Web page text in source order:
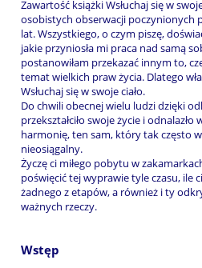
Zawartość książki Wsłuchaj się w
osobistych obserwacji poczynionych
lat. Wszystkiego, o czym piszę,
jakie przyniosła mi praca nad samą
postanowiłam przekazać innym to,
temat wielkich praw życia. Dlatego
Wsłuchaj się w swoje ciało.
Do chwili obecnej wielu ludzi dzięki
przekształciło swoje życie i
harmonię, ten sam, który tak często
nieosiągalny.
Życzę ci miłego pobytu w
poświęcić tej wyprawie tyle czasu, ile
żadnego z etapów, a również i ty
ważnych rzeczy.
Wstęp